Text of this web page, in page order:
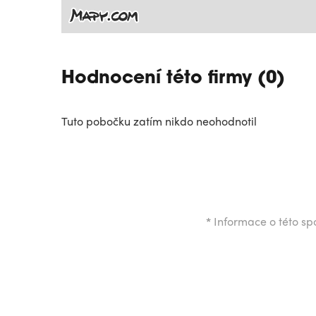
Hodnocení této firmy (0)
Tuto pobočku zatím nikdo neohodnotil
* Informace o této